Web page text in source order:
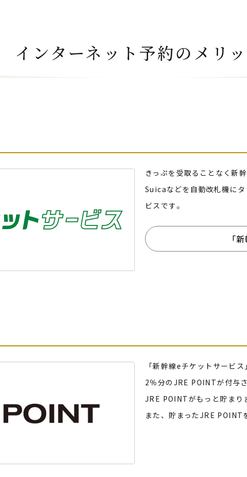
インターネット予約の メリ
きっぷを受取ることなく新
Suicaなどを自動改札機に
ビスです｡
｢
「新幹線eチケットサービ
2％分のJRE POINTが付与
JRE POINTがもっと貯まり
また、貯まったJRE POINT